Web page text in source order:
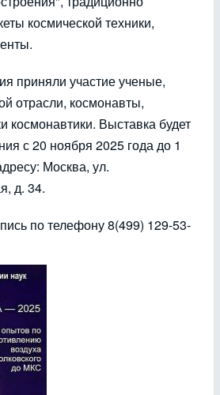
космической техники,
приняли участие ученые,
отрасли, космонавты,
космонавтики. Выставка будет
с 20 ноября 2025 года до 1
Москва, ул.
д. 34.
по телефону 8(499) 129-53-